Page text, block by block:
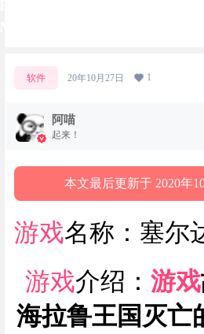
软件 20年10月27日 1
阿喵
起来！
本文最后更新于 2020年
游戏名称：塞尔
游戏介绍： 游戏
海拉鲁王国灭亡